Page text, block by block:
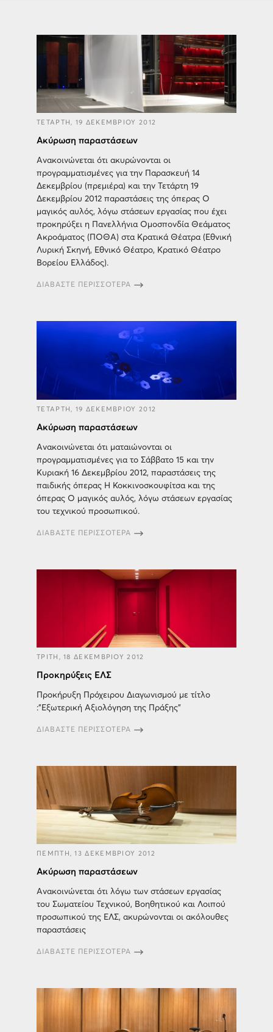
ΤΕΤΑΡΤΗ, 19 ΔΕΚΕΜΒΡΙΟΥ 2012
Ακύρωση παραστάσεων
Ανακοινώνεται ότι ακυρώνονται οι
προγραμματισμένες για την Παρασκευή 14
Δεκεμβρίου (πρεμιέρα) και την Τετάρτη 19
Δεκεμβρίου 2012 παραστάσεις της όπερας Ο
μαγικός αυλός, λόγω στάσεων εργασίας που έχει
προκηρύξει η Πανελλήνια Ομοσπονδία Θεάματος
Ακροάματος (ΠΟΘΑ) στα Κρατικά Θέατρα (Εθνική
Λυρική Σκηνή, Εθνικό Θέατρο, Κρατικό Θέατρο
Βορείου Ελλάδος).
ΔΙΑΒΑΣΤΕ ΠΕΡΙΣΣΟΤΕΡΑ
ΤΕΤΑΡΤΗ, 19 ΔΕΚΕΜΒΡΙΟΥ 2012
Ακύρωση παραστάσεων
Ανακοινώνεται ότι ματαιώνονται οι
προγραμματισμένες για το Σάββατο 15 και την
Κυριακή 16 Δεκεμβρίου 2012, παραστάσεις της
παιδικής όπερας Η Κοκκινοσκουφίτσα και της
όπερας Ο μαγικός αυλός, λόγω στάσεων εργασίας
του τεχνικού προσωπικού.
ΔΙΑΒΑΣΤΕ ΠΕΡΙΣΣΟΤΕΡΑ
ΤΡΙΤΗ, 18 ΔΕΚΕΜΒΡΙΟΥ 2012
Προκηρύξεις ΕΛΣ
Προκήρυξη Πρόχειρου Διαγωνισμού με τίτλο
:"Εξωτερική Αξιολόγηση της Πράξης"
ΔΙΑΒΑΣΤΕ ΠΕΡΙΣΣΟΤΕΡΑ
ΠΕΜΠΤΗ, 13 ΔΕΚΕΜΒΡΙΟΥ 2012
Ακύρωση παραστάσεων
Ανακοινώνεται ότι λόγω των στάσεων εργασίας
του Σωματείου Τεχνικού, Βοηθητικού και Λοιπού
προσωπικού της ΕΛΣ, ακυρώνονται οι ακόλουθες
παραστάσεις
ΔΙΑΒΑΣΤΕ ΠΕΡΙΣΣΟΤΕΡΑ